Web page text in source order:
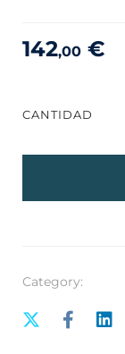
142,00 €
CANTIDAD
Category: